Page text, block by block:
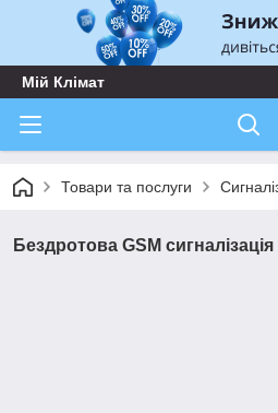
Мій Клімат
Товари та послуги
Бездротова GSM сигналізація